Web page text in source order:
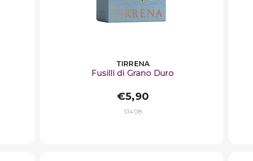
TIRRENA
Fusilli di Grano Duro
€5,90
S1408